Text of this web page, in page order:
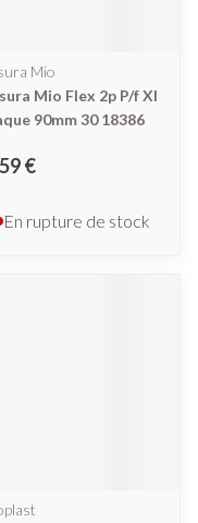
Mio
Mio Flex 2p P/f Xl
90mm 30 18386
€
En rupture de stock